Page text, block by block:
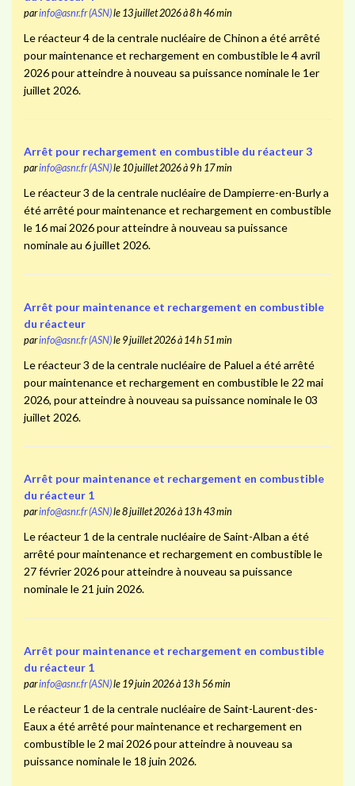
parinfo@asnr.fr (ASN)le 13 juillet 2026 à 8 h 46 min
Le réacteur 4 de la centrale nucléaire de Chinon a été arrêté
pour maintenance et rechargement en combustible le 4 avril
2026 pour atteindre à nouveau sa puissance nominale le 1er
juillet 2026.
Arrêt pour rechargement en combustible du réacteur 3
parinfo@asnr.fr (ASN)le 10 juillet 2026 à 9 h 17 min
Le réacteur 3 de la centrale nucléaire de Dampierre-en-Burly a
été arrêté pour maintenance et rechargement en combustible
le 16 mai 2026 pour atteindre à nouveau sa puissance
nominale au 6 juillet 2026.
Arrêt pour maintenance et rechargement en combustible
du réacteur
parinfo@asnr.fr (ASN)le 9 juillet 2026 à 14 h 51 min
Le réacteur 3 de la centrale nucléaire de Paluel a été arrêté
pour maintenance et rechargement en combustible le 22 mai
2026, pour atteindre à nouveau sa puissance nominale le 03
juillet 2026.
Arrêt pour maintenance et rechargement en combustible
du réacteur 1
parinfo@asnr.fr (ASN)le 8 juillet 2026 à 13 h 43 min
Le réacteur 1 de la centrale nucléaire de Saint-Alban a été
arrêté pour maintenance et rechargement en combustible le
27 février 2026 pour atteindre à nouveau sa puissance
nominale le 21 juin 2026.
Arrêt pour maintenance et rechargement en combustible
du réacteur 1
parinfo@asnr.fr (ASN)le 19 juin 2026 à 13 h 56 min
Le réacteur 1 de la centrale nucléaire de Saint-Laurent-des-
Eaux a été arrêté pour maintenance et rechargement en
combustible le 2 mai 2026 pour atteindre à nouveau sa
puissance nominale le 18 juin 2026.